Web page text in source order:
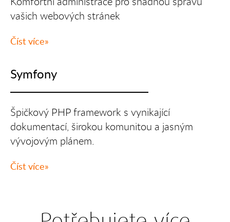
vašich webových stránek
Číst více
Symfony
Špičkový PHP framework s vynikající
dokumentací, širokou komunitou a jasným
vývojovým plánem.
Číst více